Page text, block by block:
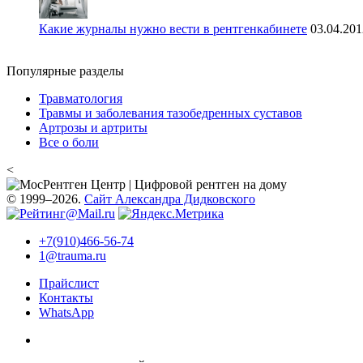
Какие журналы нужно вести в рентгенкабинете
Популярные разделы
Травматология
Травмы и заболевания тазобедренных суставов
Артрозы и артриты
Все о боли
<
© 1999–2026. Сайт Александра Дидковского
+7(910)466-56-74
1@trauma.ru
Прайслист
Контакты
WhatsApp